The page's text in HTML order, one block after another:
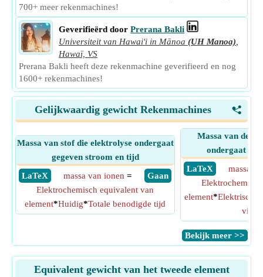
700+ meer rekenmachines!
Geverifieërd door Prerana Bakli
Universiteit van Hawai'i in Mānoa (UH Manoa)
Hawaï, VS
Prerana Bakli heeft deze rekenmachine geverifieerd en nog
1600+ rekenmachines!
<
Gelijkwaardig gewicht Rekenmachines
Massa van stof die elektrolyse ondergaat
gegeven stroom en tijd
​ LaTeX
​ Gaan
massa van ionen =
Elektrochemisch equivalent van
element*Huidig*Totale benodigde tijd
Massa van de
ondergaat
​ LaTeX
massa
element*Elektrische
via
​Bekijk meer >>
Equivalent gewicht van het tweede element